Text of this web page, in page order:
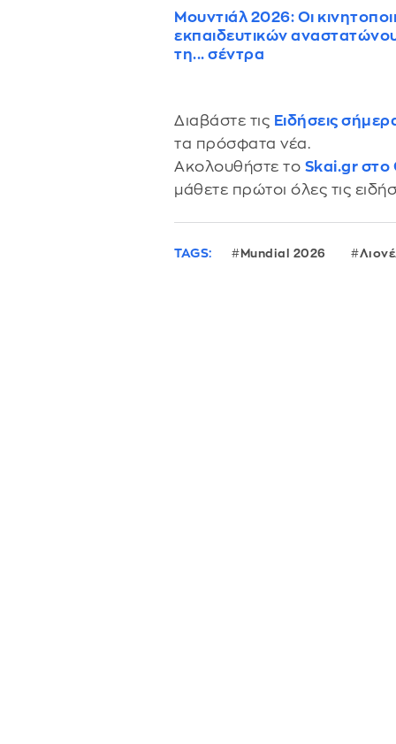
Μουντιάλ 2026: Οι
εκπαιδευτικών
τη... σέντρα
Διαβάστε τις Ειδήσεις
τα πρόσφατα νέα.
Ακολουθήστε το Skai.gr στο
μάθετε πρώτοι όλες τις
TAGS: Mundial 2026